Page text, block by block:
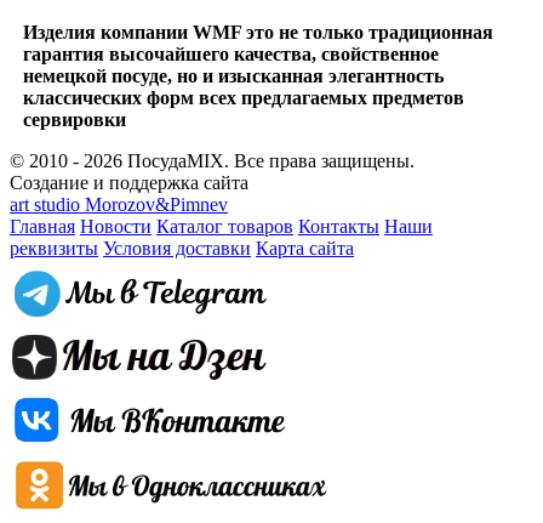
Изделия компании WMF это не только традиционная
гарантия высочайшего качества, свойственное
немецкой посуде, но и изысканная элегантность
классических форм всех предлагаемых предметов
сервировки
© 2010 - 2026 ПосудаMIX. Все права защищены.
Создание и поддержка сайта
art studio Morozov&Pimnev
Главная Новости Каталог товаров Контакты Наши
реквизиты Условия доставки Карта сайта